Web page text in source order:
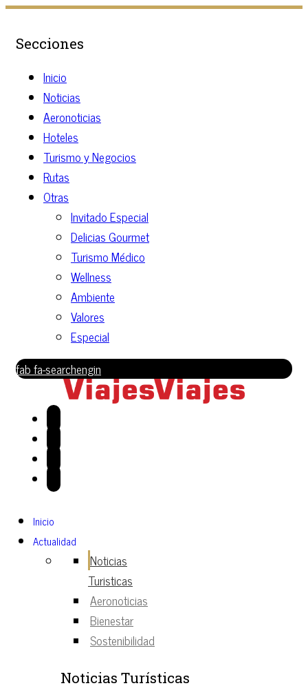
Secciones
Inicio
Noticias
Aeronoticias
Hoteles
Turismo y Negocios
Rutas
Otras
Invitado Especial
Delicias Gourmet
Turismo Médico
Wellness
Ambiente
Valores
Especial
fab fa-searchengin
Inicio
Actualidad
Noticias
Turisticas
Aeronoticias
Bienestar
Sostenibilidad
Noticias Turísticas